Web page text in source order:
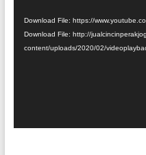
Download File: https://
Download File: http://
content/uploads/2020/02/